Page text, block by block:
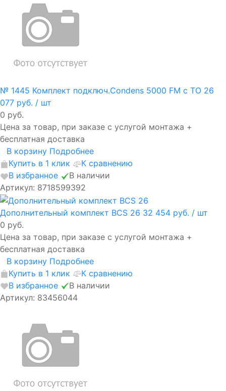
№ 1445 Комплект подключ.Condens 5000 FM с ТО 26
077 руб. / шт
0 руб.
Цена за товар, при заказе с услугой монтажа +
бесплатная доставка
В корзину Подробнее
Купить в 1 клик
К сравнению
В избранное
В наличии
Артикул: 8718599392
Дополнительный комплект BCS 26 32 454 руб. / шт
0 руб.
Цена за товар, при заказе с услугой монтажа +
бесплатная доставка
В корзину Подробнее
Купить в 1 клик
К сравнению
В избранное
В наличии
Артикул: 83456044